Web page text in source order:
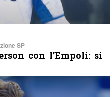
SP
con l’Empoli: si